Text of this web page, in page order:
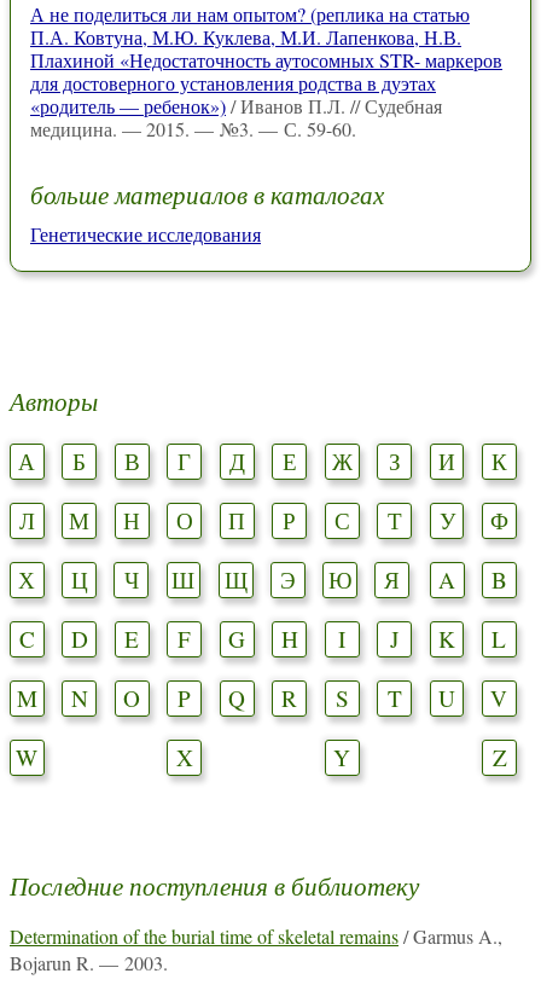
А не поделиться ли нам опытом? (реплика на статью
П.А. Ковтуна, М.Ю. Куклева, М.И. Лапенкова, Н.В.
Плахиной «Недостаточность аутосомных STR- маркеров
для достоверного установления родства в дуэтах
«родитель — ребенок»)/ Иванов П.Л. // Судебная
медицина. — 2015. — №3. — С. 59-60.
больше материалов в каталогах
Генетические исследования
Авторы
А Б В Г Д Е Ж З И
К
Л
М Н О П Р С Т У
Ф
Х
Ц Ч Ш Щ Э Ю Я A
B
C
D E F G H I J K
L
M
N O P Q R S T U
V
W
X Y Z
Последние поступления в библиотеку
Determination of the burial time of skeletal remains/ Garmus A.,
Bojarun R. — 2003.